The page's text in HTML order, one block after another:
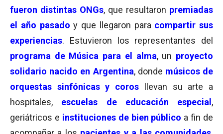
fueron distintas ONGs, que resultaron premiadas
el año pasado y que llegaron para compartir sus
experiencias. Estuvieron los representantes del
programa de Música para el alma, un proyecto
solidario nacido en Argentina, donde músicos de
orquestas sinfónicas y coros
llevan su arte a
hospitales, escuelas de educación especial ,
geriátricos e instituciones de bien público a fin de